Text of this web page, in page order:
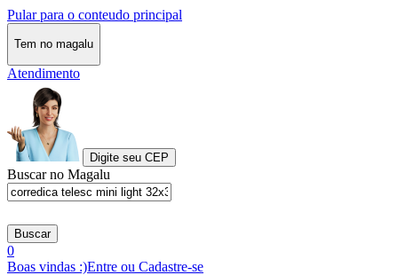
Pular para o conteudo principal
Tem no magalu
Atendimento
Digite seu CEP
Buscar no Magalu
Buscar
0
Boas vindas :)Entre ou Cadastre-se